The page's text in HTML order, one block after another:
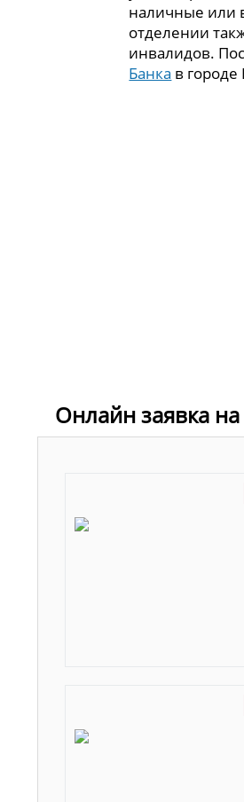
наличные или
отделении
инвалидов.
Банка в
Онлайн заявка